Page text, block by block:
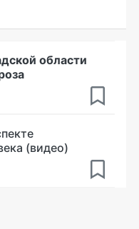
области
(видео)